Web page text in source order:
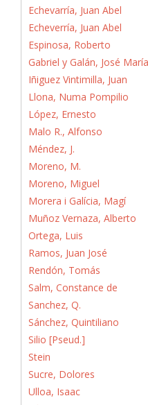
Echevarría, Juan Abel
Echeverría, Juan Abel
Espinosa, Roberto
Gabriel y Galán, José María
Iñiguez Vintimilla, Juan
Llona, Numa Pompilio
López, Ernesto
Malo R., Alfonso
Méndez, J.
Moreno, M.
Moreno, Miguel
Morera i Galícia, Magí
Muñoz Vernaza, Alberto
Ortega, Luis
Ramos, Juan José
Rendón, Tomás
Salm, Constance de
Sanchez, Q.
Sánchez, Quintiliano
Silio [Pseud.]
Stein
Sucre, Dolores
Ulloa, Isaac